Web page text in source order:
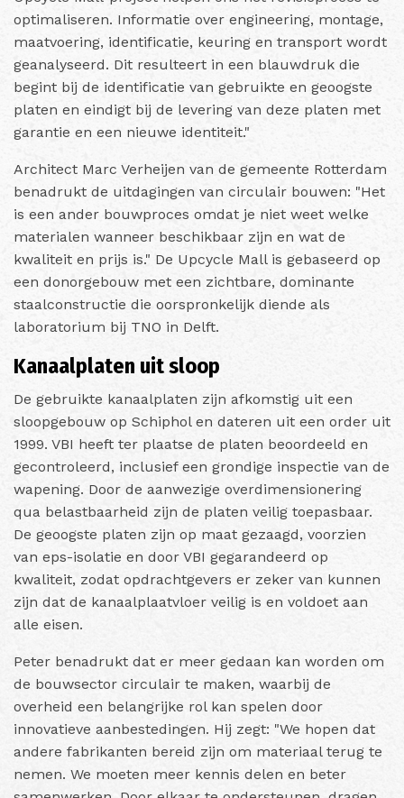
optimaliseren. Informatie over engineering, montage,
maatvoering, identificatie, keuring en transport wordt
geanalyseerd. Dit resulteert in een blauwdruk die
begint bij de identificatie van gebruikte en geoogste
platen en eindigt bij de levering van deze platen met
garantie en een nieuwe identiteit."
Architect Marc Verheijen van de gemeente Rotterdam
benadrukt de uitdagingen van circulair bouwen: "Het
is een ander bouwproces omdat je niet weet welke
materialen wanneer beschikbaar zijn en wat de
kwaliteit en prijs is." De Upcycle Mall is gebaseerd op
een donorgebouw met een zichtbare, dominante
staalconstructie die oorspronkelijk diende als
laboratorium bij TNO in Delft.
Kanaalplaten uit sloop
De gebruikte kanaalplaten zijn afkomstig uit een
sloopgebouw op Schiphol en dateren uit een order uit
1999. VBI heeft ter plaatse de platen beoordeeld en
gecontroleerd, inclusief een grondige inspectie van de
wapening. Door de aanwezige overdimensionering
qua belastbaarheid zijn de platen veilig toepasbaar.
De geoogste platen zijn op maat gezaagd, voorzien
van eps-isolatie en door VBI gegarandeerd op
kwaliteit, zodat opdrachtgevers er zeker van kunnen
zijn dat de kanaalplaatvloer veilig is en voldoet aan
alle eisen.
Peter benadrukt dat er meer gedaan kan worden om
de bouwsector circulair te maken, waarbij de
overheid een belangrijke rol kan spelen door
innovatieve aanbestedingen. Hij zegt: "We hopen dat
andere fabrikanten bereid zijn om materiaal terug te
nemen. We moeten meer kennis delen en beter